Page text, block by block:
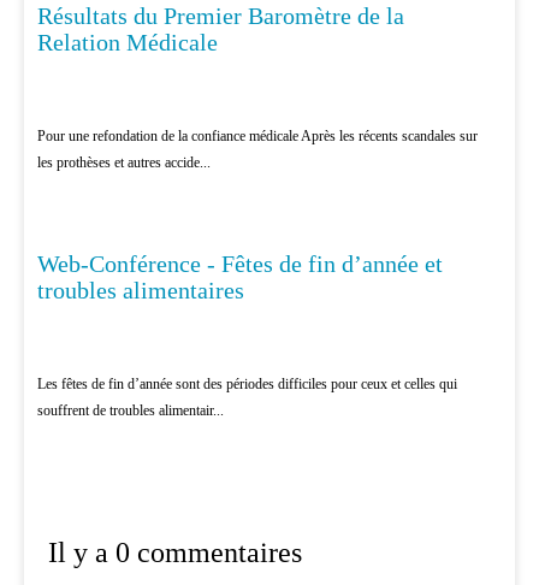
PATIENTS
Résultats du Premier Baromètre de la
Relation Médicale
Pour une refondation de la confiance médicale Après les récents scandales sur
les prothèses et autres accide...
EDUCATION THÉRAPEUTIQUE
Web-Conférence - Fêtes de fin d’année et
troubles alimentaires
Les fêtes de fin d’année sont des périodes difficiles pour ceux et celles qui
souffrent de troubles alimentair...
Il y a 0 commentaires